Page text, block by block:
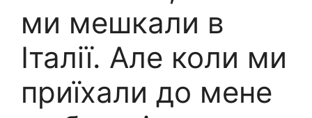
ми мешкали в
Італії. Але коли ми
приїхали до мене